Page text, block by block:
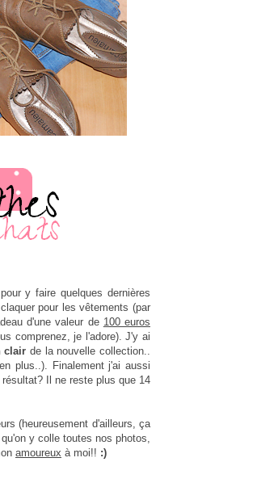
y faire quelques dernières
pour les vêtements (par
d'une valeur de 100 euros
comprenez, je l'adore). J'y ai
clair de la nouvelle collection..
plus..). Finalement j'ai aussi
Il ne reste plus que 14
(heureusement d'ailleurs, ça
y colle toutes nos photos,
amoureux à moi!! :)